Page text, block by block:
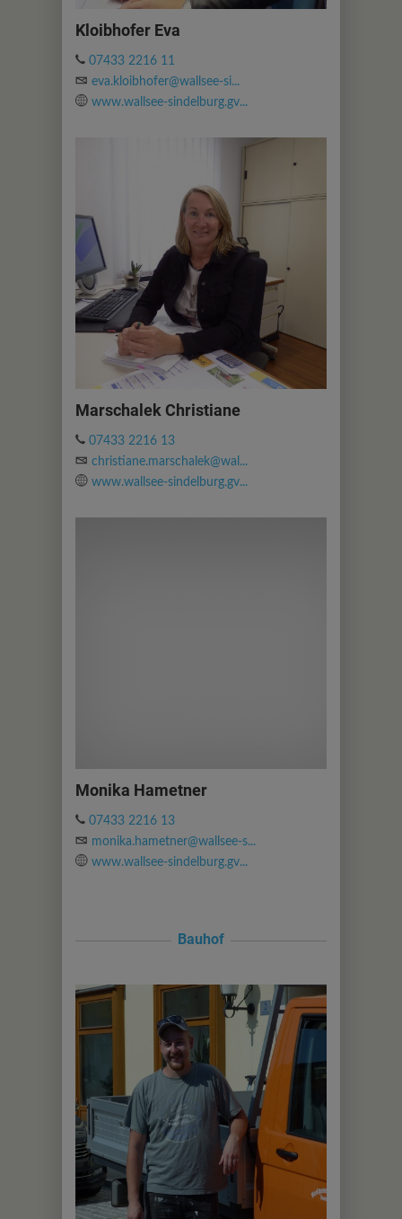
Kloibhofer Eva
07433 2216 11
eva.kloibhofer@wallsee-si...
www.wallsee-sindelburg.gv...
Marschalek Christiane
07433 2216 13
christiane.marschalek@wal...
www.wallsee-sindelburg.gv...
Monika Hametner
07433 2216 13
monika.hametner@wallsee-s...
www.wallsee-sindelburg.gv...
Bauhof